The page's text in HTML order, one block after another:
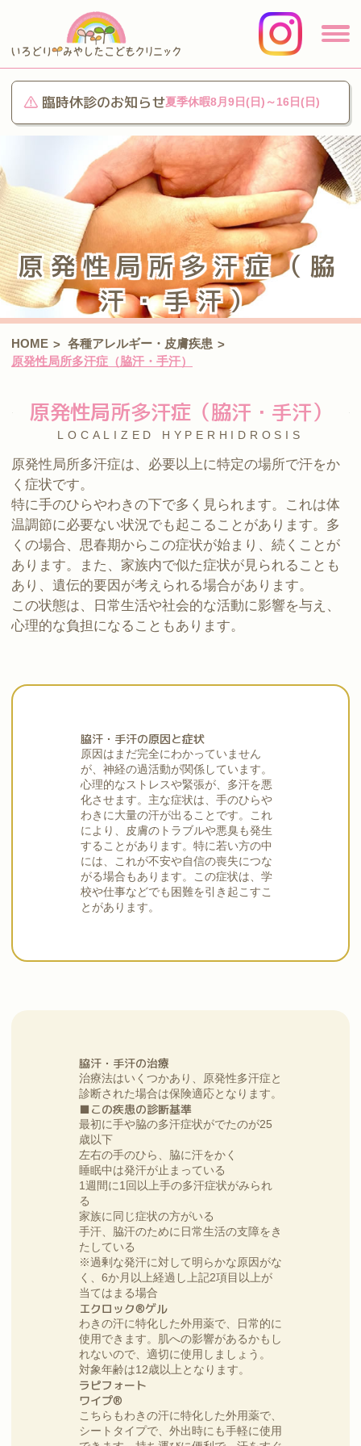
臨時休診のお知らせ夏季休暇8月9日(日)～16日(日)
原発性局所多汗症（脇
汗・手汗）
HOME > 各種アレルギー・皮膚疾患 >
原発性局所多汗症（脇汗・手汗）
原発性局所多汗症（脇汗・手汗）
LOCALIZED HYPERHIDROSIS
原発性局所多汗症は、必要以上に特定の場所で汗をか
く症状です。
特に手のひらやわきの下で多く見られます。これは体
温調節に必要ない状況でも起こることがあります。多
くの場合、思春期からこの症状が始まり、続くことが
あります。また、家族内で似た症状が見られることも
あり、遺伝的要因が考えられる場合があります。
この状態は、日常生活や社会的な活動に影響を与え、
心理的な負担になることもあります。
脇汗・手汗の原因と症状
原因はまだ完全にわかっていません
が、神経の過活動が関係しています。
心理的なストレスや緊張が、多汗を悪
化させます。主な症状は、手のひらや
わきに大量の汗が出ることです。これ
により、皮膚のトラブルや悪臭も発生
することがあります。特に若い方の中
には、これが不安や自信の喪失につな
がる場合もあります。この症状は、学
校や仕事などでも困難を引き起こすこ
とがあります。
脇汗・手汗の治療
治療法はいくつかあり、原発性多汗症と
診断された場合は保険適応となります。
■この疾患の診断基準
最初に手や脇の多汗症状がでたのが25
歳以下
左右の手のひら、脇に汗をかく
睡眠中は発汗が止まっている
1週間に1回以上手の多汗症状がみられ
る
家族に同じ症状の方がいる
手汗、脇汗のために日常生活の支障をき
たしている
※過剰な発汗に対して明らかな原因がな
く、6か月以上経過し上記2項目以上が
当てはまる場合
エクロック®ゲル
わきの汗に特化した外用薬で、日常的に
使用できます。肌への影響があるかもし
れないので、適切に使用しましょう。
対象年齢は12歳以上となります。
ラピフォート
ワイプ®
こちらもわきの汗に特化した外用薬で、
シートタイプで、外出時にも手軽に使用